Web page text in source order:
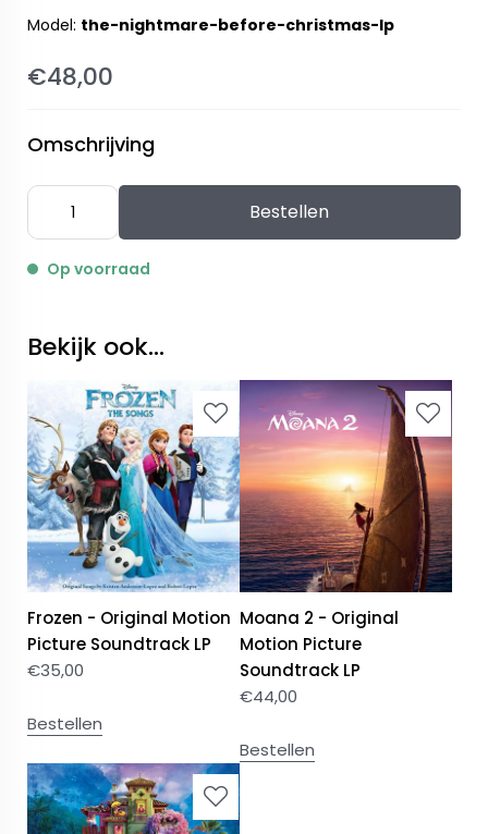
Model: the-nightmare-before-christmas-lp
€48,00
Omschrijving
Bestellen
Op voorraad
Bekijk ook...
Frozen - Original Motion
Picture Soundtrack LP
€35,00
Bestellen
Moana 2 - Original
Motion Picture
Soundtrack LP
€44,00
Bestellen